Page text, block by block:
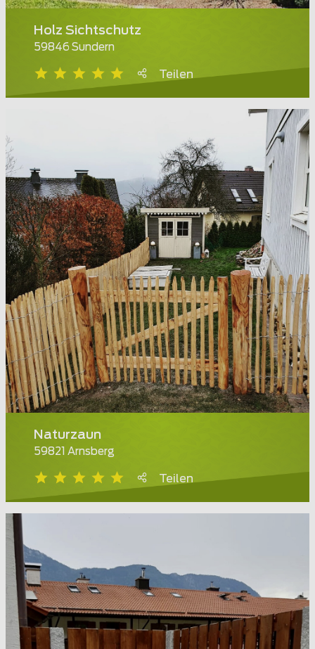
Holz Sichtschutz
59846 Sundern
Teilen
Naturzaun
59821 Arnsberg
Teilen